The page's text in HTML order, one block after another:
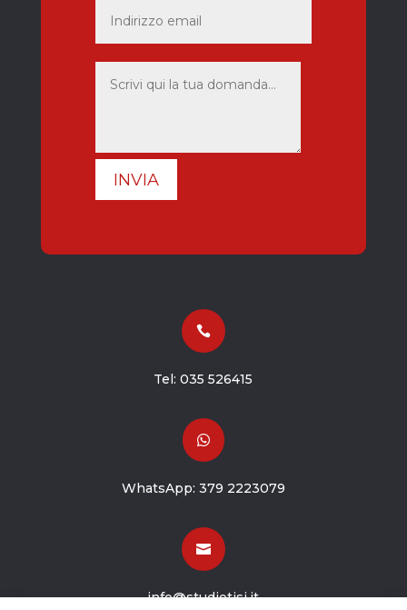
INVIA

Tel:035 526415

WhatsApp: 379 2223079

info@studiotisi.it